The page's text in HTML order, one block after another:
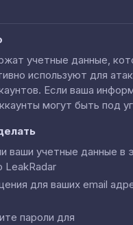
учетные данные,
используют для
Если ваша
могут быть под
ваши учетные данные в
для ваших email
пароли для